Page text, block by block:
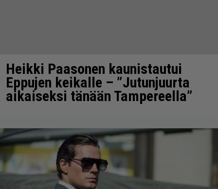
Heikki Paasonen kaunistautui
Eppujen keikalle – ”Jutunjuurta
aikaiseksi tänään Tampereella”